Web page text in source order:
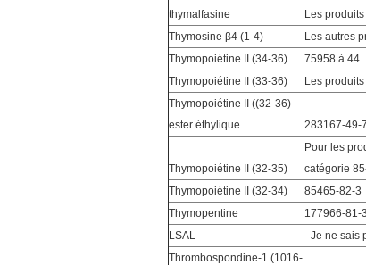
thymalfasine
Les
Thymosine β4 (1-4)
Les autres
Thymopoiétine II (34-36)
75958 à 44
Thymopoiétine II (33-36)
Les
Thymopoiétine II ((32-36) -
ester éthylique
283167-49-7
Thymopoiétine II (32-35)
Pour les
catégorie
Thymopoiétine II (32-34)
85465-82-3
Thymopentine
177966-81-3
LSAL
- Je ne sais
Thrombospondine-1 (1016-